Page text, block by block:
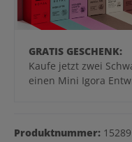
GRATIS GESCHENK:
Kaufe jetzt zwei
einen Mini Igora
Produktnummer: 15289